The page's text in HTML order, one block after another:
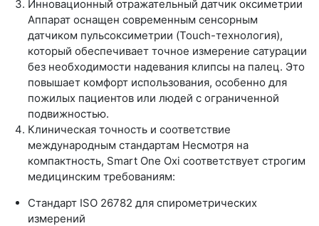
Инновационный отражательный датчик оксиметрии
Аппарат оснащен современным сенсорным
датчиком пульсоксиметрии (Touch-технология),
который обеспечивает точное измерение сатурации
без необходимости надевания клипсы на палец. Это
повышает комфорт использования, особенно для
пожилых пациентов или людей с ограниченной
подвижностью.
Клиническая точность и соответствие
международным стандартам Несмотря на
компактность, Smart One Oxi соответствует строгим
медицинским требованиям:
Стандарт ISO 26782 для спирометрических
измерений